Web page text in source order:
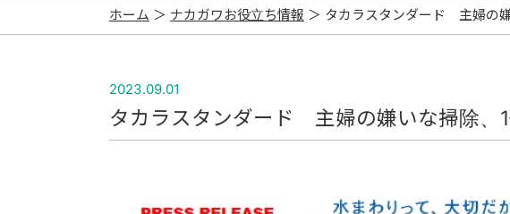
ホーム ＞ ナカガワお役立ち情報 ＞ タカラスタンダード 主婦の
2023.09.01
タカラスタンダード 主婦の嫌いな掃除、1